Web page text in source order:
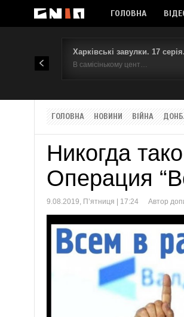
ГОЛОВНА
Харківські завулки. 17
В самісінькому цент…
ГОЛОВНА НОВИНИ ВІЙНА
Никогда
Операция
9.08.2019, П’ятниця | 17:24 Автор